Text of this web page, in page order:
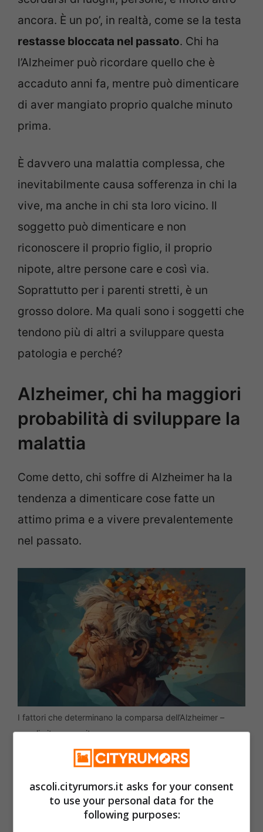
ancora. È un po’, in realtà, come se la testa
restasse bloccata nel passato. Chi ha
l’Alzheimer può ricordare quello che è
accaduto anni fa, mentre può dimenticare
di aver mangiato proprio qualche minuto
prima.
È davvero una malattia complessa, che
inevitabilmente causa sofferenza in chi la
vive, ma anche in chi sta loro vicino. Il
soggetto può dimenticare e non
riconoscere il proprio figlio, il proprio
nipote, altre persone care e così via.
Soprattutto per i parenti stretti, è un
grosso dolore. Ma quali sono i soggetti che
tendono più di altri a sviluppare questa
patologia e perché?
Alzheimer, chi ha maggiori
probabilità di sviluppare la
malattia
Come detto, chi soffre di Alzheimer ha la
tendenza a dimenticare cose fatte un
attimo prima e a vivere prevalentemente
nel passato.
I fattori che determinano la comparsa dell’Alzheimer –
ascoli.cityrumors.it
Uno studio svolto dagli scienziati della
Rutgers University, negli Usa, e poi
pubblicato suObesity, spiega che ci sono
ascoli.cityrumors.it asks for your consent
to use your personal data for the
following purposes: